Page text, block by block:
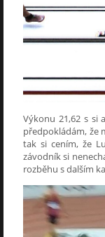
Výkonu 21,62 s si
předpokládám, že
tak si cením, že
závodník si
rozběhu s dalším